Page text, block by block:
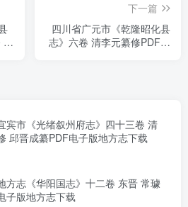
何
下一篇
四川省广元市《乾隆昭化县
志》六卷 清李元纂修PDF电
宾市《光绪叙州府志》四十三卷 清
邱晋成纂PDF电子版地方志下载
方志《华阳国志》十二卷 东晋 常璩
子版地方志下载